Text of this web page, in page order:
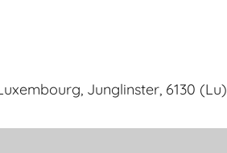
Junglinster, 6130 (Lu)